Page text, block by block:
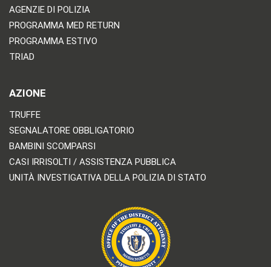
AGENZIE DI POLIZIA
PROGRAMMA MED RETURN
PROGRAMMA ESTIVO
TRIAD
AZIONE
TRUFFE
SEGNALATORE OBBLIGATORIO
BAMBINI SCOMPARSI
CASI IRRISOLTI / ASSISTENZA PUBBLICA
UNITÀ INVESTIGATIVA DELLA POLIZIA DI STATO